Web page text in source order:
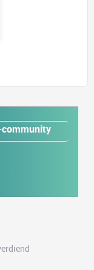
community